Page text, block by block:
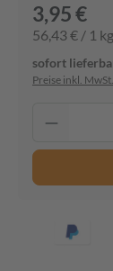
3,95 €
56,43 € / 1 kg
sofort
Preise inkl.